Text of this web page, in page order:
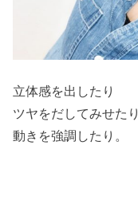
立体感を出したり
ツヤをだしてみせたり
動きを強調したり。